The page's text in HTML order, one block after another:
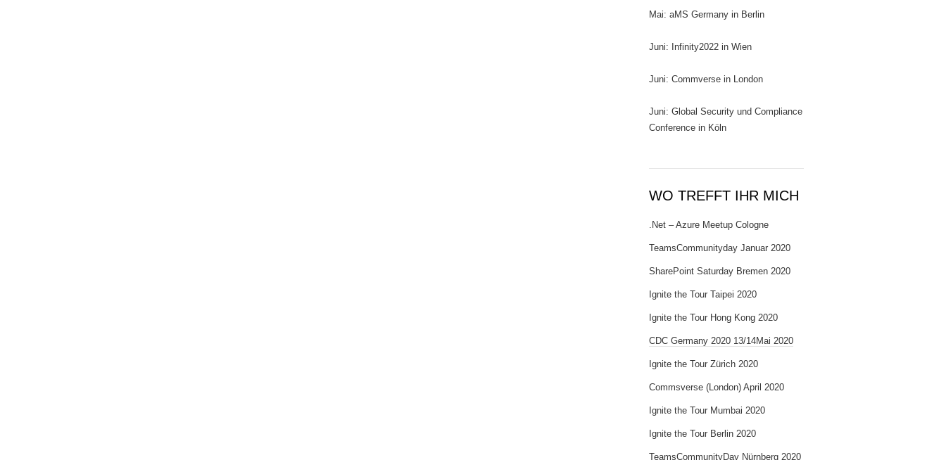
Mai: aMS Germany in Berlin
Juni: Infinity2022 in Wien
Juni: Commverse in London
Juni: Global Security und Compliance
Conference in Köln
WO TREFFT IHR MICH
.Net – Azure Meetup Cologne
TeamsCommunityday Januar 2020
SharePoint Saturday Bremen 2020
Ignite the Tour Taipei 2020
Ignite the Tour Hong Kong 2020
CDC Germany 2020 13/14Mai 2020
Ignite the Tour Zürich 2020
Commsverse (London) April 2020
Ignite the Tour Mumbai 2020
Ignite the Tour Berlin 2020
TeamsCommunityDay Nürnberg 2020